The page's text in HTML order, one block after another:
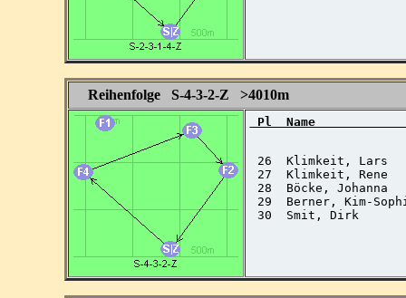
Reihenfolge S-4-3-2-Z >4010m
Pl  Name
26  Klimkeit, Lars
27  Klimkeit,
28  Böcke,
29  Berner, Kim-
30  Smit, Dirk